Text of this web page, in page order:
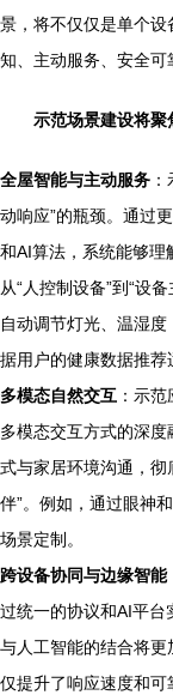
景，将不仅仅是单个
知、主动服务、安全可
示范场景建设将聚
全屋智能与主动服务
动响应”的瓶颈。通过
和AI算法，系统能够理
从“人控制设备”到“设
自动调节灯光、温湿
据用户的健康数据推荐
多模态自然交互 ：示
多模态交互方式的深
式与家居环境沟通，彻
伴”。例如，通过眼神
场景定制。
跨设备协同与边缘智能
过统一的协议和AI平台
与人工智能的结合将
仅提升了响应速度和可